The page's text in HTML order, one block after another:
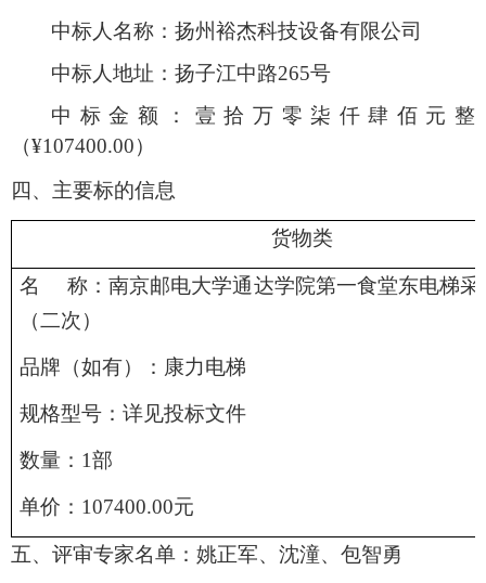
中标人名称： 扬州裕杰科技设备有限公司
中标人地址： 扬子江中路265号
中标金额
： 壹拾万零柒仟肆佰 元整
（¥107400.00）
四、主要标的信息
货物类
名 称：南京邮电大学通达学院第一食堂东电梯
（二次）
品牌（如有） ： 康力电梯
规格型号 ： 详见投标文件
数量 ： 1部
单价 ： 107400.00元
五、评审专家名单： 姚正军、沈潼、包智勇